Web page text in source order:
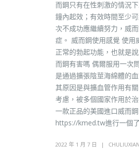
而鋼只有在性刺激的情況
鐘內起效；有效時間至少
次不成功應繼續努力，威
症。 威而鋼使用感覺 使用
正常的勃起功能，也就是
而鋼有害嗎 偶爾服用一次
是通過擴張陰莖海綿體的
其原因是與擴血管作用有
考慮，被多個國家作用於
一款正品的美國進口威而
https://kmed.tw進行一個
2022 年 1 月 7 日